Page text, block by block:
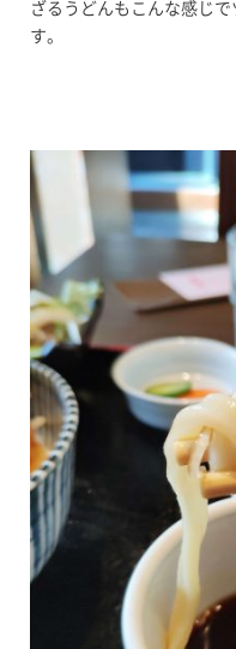
ざるうどんもこんな感じ
す。